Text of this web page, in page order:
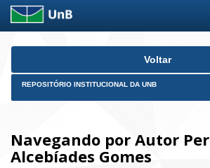
Skip
Voltar
REPOSITÓRIO INSTITUCIONAL DA UNB
Navegando por Autor
Alcebíades Gomes